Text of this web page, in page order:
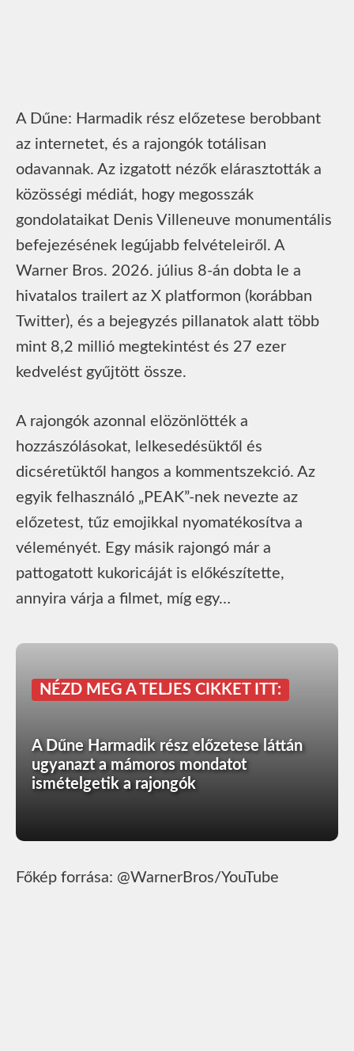
A Dűne: Harmadik rész előzetese berobbant
az internetet, és a rajongók totálisan
odavannak. Az izgatott nézők elárasztották a
közösségi médiát, hogy megosszák
gondolataikat Denis Villeneuve monumentális
befejezésének legújabb felvételeiről. A
Warner Bros. 2026. július 8-án dobta le a
hivatalos trailert az X platformon (korábban
Twitter), és a bejegyzés pillanatok alatt több
mint 8,2 millió megtekintést és 27 ezer
kedvelést gyűjtött össze.
A rajongók azonnal elözönlötték a
hozzászólásokat, lelkesedésüktől és
dicséretüktől hangos a kommentszekció. Az
egyik felhasználó „PEAK”-nek nevezte az
előzetest, tűz emojikkal nyomatékosítva a
véleményét. Egy másik rajongó már a
pattogatott kukoricáját is előkészítette,
annyira várja a filmet, míg egy…
NÉZD MEG A TELJES CIKKET ITT:
A Dűne Harmadik rész előzetese láttán
ugyanazt a mámoros mondatot
ismételgetik a rajongók
Főkép forrása: @WarnerBros/YouTube